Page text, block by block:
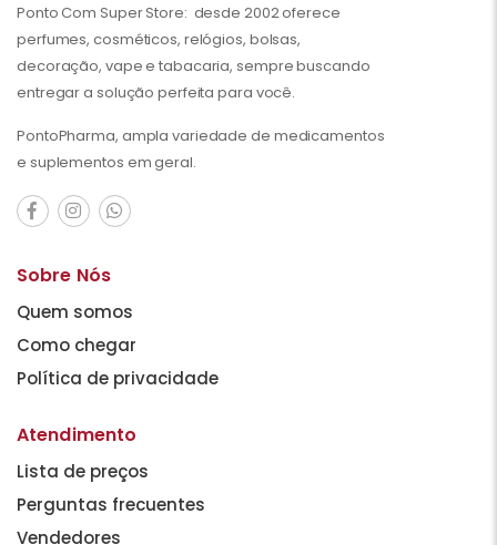
Ponto Com Super Store: desde 2002 oferece
perfumes, cosméticos, relógios, bolsas,
decoração, vape e tabacaria, sempre buscando
entregar a solução perfeita para você.
PontoPharma, ampla variedade de medicamentos
e suplementos em geral.
Sobre Nós
Quem somos
Como chegar
Política de privacidade
Atendimento
Lista de preços
Perguntas frecuentes
Vendedores